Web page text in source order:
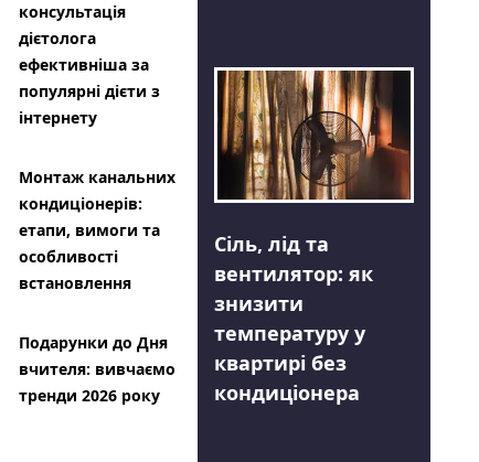
консультація
дієтолога
ефективніша за
популярні дієти з
інтернету
Монтаж канальних
кондиціонерів:
етапи, вимоги та
особливості
встановлення
Подарунки до Дня
вчителя: вивчаємо
тренди 2026 року
Сіль, лід та
вентилятор: як
знизити
температуру у
квартирі без
кондиціонера